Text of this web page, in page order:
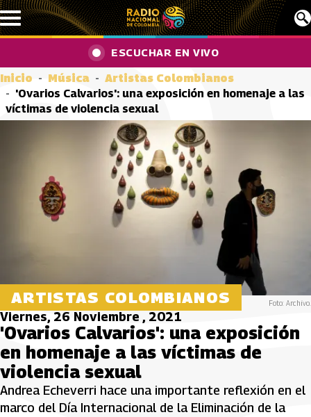
Pasar al contenido principal
ESCUCHAR EN VIVO
Inicio Música
Artistas Colombianos
'Ovarios Calvarios': una exposición en homenaje a las
víctimas de violencia sexual
ARTISTAS COLOMBIANOS Foto: Archivo.
Viernes, 26 Noviembre , 2021
'Ovarios Calvarios': una exposición
en homenaje a las víctimas de
violencia sexual
Andrea Echeverri hace una importante reflexión en el
marco del Día Internacional de la Eliminación de la